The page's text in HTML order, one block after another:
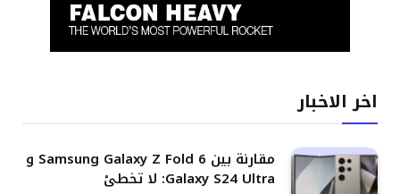
اخر الاخبار
مقارنة بين Samsung Galaxy Z Fold 6 و
Galaxy S24 Ultra: لا تخطئ